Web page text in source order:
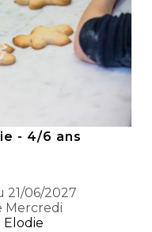
- 4/6 ans
21/06/2027
Mercredi
Elodie